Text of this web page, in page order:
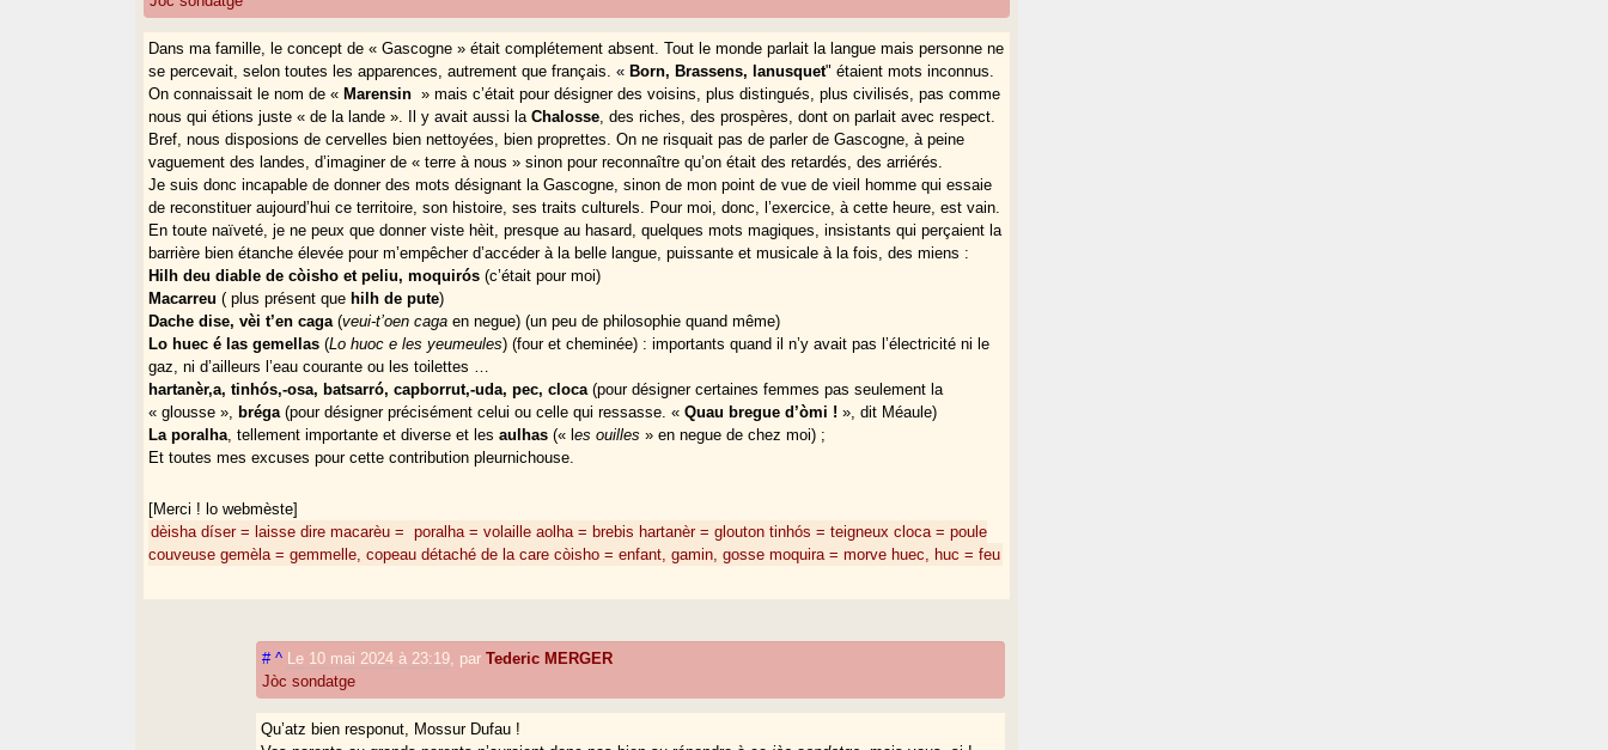
Dans ma famille, le concept de « Gascogne » était complétement absent. Tout le monde parlait la langue mais personne ne
se percevait, selon toutes les apparences, autrement que français. «Born, Brassens, lanusquet" étaient mots inconnus.
On connaissait le nom de «Marensin » mais c’était pour désigner des voisins, plus distingués, plus civilisés, pas comme
nous qui étions juste « de la lande ». Il y avait aussi laChalosse , des riches, des prospères, dont on parlait avec respect.
Bref, nous disposions de cervelles bien nettoyées, bien proprettes. On ne risquait pas de parler de Gascogne, à peine
vaguement des landes, d’imaginer de « terre à nous » sinon pour reconnaître qu’on était des retardés, des arriérés.
Je suis donc incapable de donner des mots désignant la Gascogne, sinon de mon point de vue de vieil homme qui essaie
de reconstituer aujourd’hui ce territoire, son histoire, ses traits culturels. Pour moi, donc, l’exercice, à cette heure, est vain.
En toute naïveté, je ne peux que donner viste hèit, presque au hasard, quelques mots magiques, insistants qui perçaient la
barrière bien étanche élevée pour m’empêcher d’accéder à la belle langue, puissante et musicale à la fois, des miens :
Hilh deu diable de còisho et peliu, moquirós (c’était pour moi)
Macarreu( plus présent quehilh de pute)
Dache dise, vèi t’en caga (veui-t’oen cagaen negue) (un peu de philosophie quand même)
Lo huec é las gemellas (Lo huoc e les yeumeules) (four et cheminée) : importants quand il n’y avait pas l’électricité ni le
gaz, ni d’ailleurs l’eau courante ou les toilettes …
hartanèr,a, tinhós,-osa, batsarró, capborrut,-uda, pec, cloca (pour désigner certaines femmes pas seulement la
« glousse »,bréga(pour désigner précisément celui ou celle qui ressasse. «Quau bregue d’òmi ! », dit Méaule)
La poralha , tellement importante et diverse et lesaulhas (« les ouilles » en negue de chez moi) ;
Et toutes mes excuses pour cette contribution pleurnichouse.
[Merci ! lo webmèste]
dèisha díser = laisse dire macarèu = poralha = volaille aolha = brebis hartanèr = glouton tinhós = teigneux cloca = poule
couveuse gemèla = gemmelle, copeau détaché de la care còisho = enfant, gamin, gosse moquira = morve huec, huc = feu
# ^ Le 10 mai 2024 à 23:19 parTederic MERGER
Jòc sondatge
Qu’atz bien responut, Mossur Dufau !